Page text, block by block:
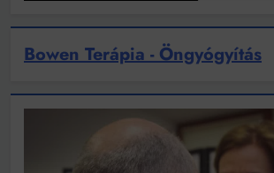
Bowen Terápia - Öngyógyítás